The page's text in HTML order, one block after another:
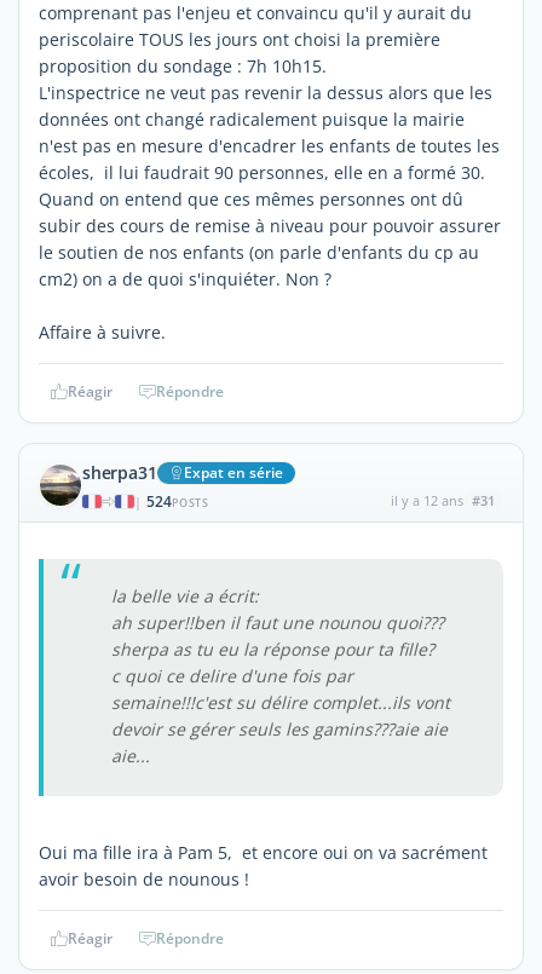
comprenant pas l'enjeu et convaincu qu'il y aurait du
periscolaire TOUS les jours ont choisi la première
proposition du sondage : 7h 10h15.
L'inspectrice ne veut pas revenir la dessus alors que les
données ont changé radicalement puisque la mairie
n'est pas en mesure d'encadrer les enfants de toutes les
écoles, il lui faudrait 90 personnes, elle en a formé 30.
Quand on entend que ces mêmes personnes ont dû
subir des cours de remise à niveau pour pouvoir assurer
le soutien de nos enfants (on parle d'enfants du cp au
cm2) on a de quoi s'inquiéter. Non ?
Affaire à suivre.
Réagir Répondre
sherpa31 Expat en série
| 524POSTS il y a 12 ans #31
la belle vie a écrit:
ah super!!ben il faut une nounou quoi???
sherpa as tu eu la réponse pour ta fille?
c quoi ce delire d'une fois par
semaine!!!c'est su délire complet...ils vont
devoir se gérer seuls les gamins???aie aie
aie...
Oui ma fille ira à Pam 5, et encore oui on va sacrément
avoir besoin de nounous !
Réagir Répondre